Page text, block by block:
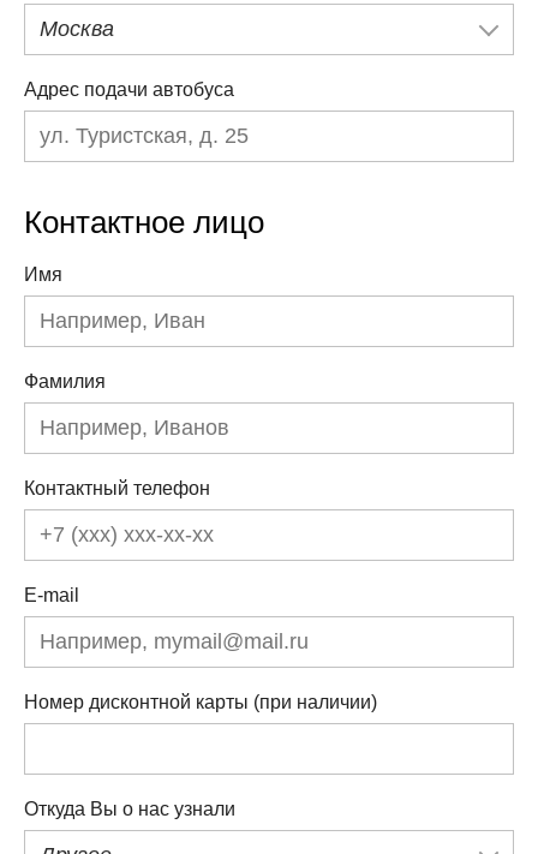
Москва
Адрес подачи автобуса
Контактное лицо
Имя
Фамилия
Контактный телефон
E-mail
Номер дисконтной карты (при наличии)
Откуда Вы о нас узнали